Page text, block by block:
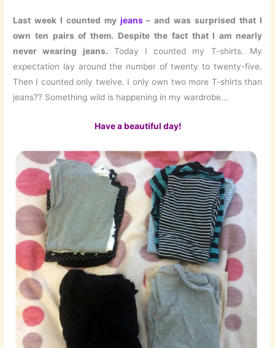
Last week I counted my jeans– and was surprised that I
own ten pairs of them. Despite the fact that I am nearly
never wearing jeans. Today I counted my T-shirts. My
expectation lay around the number of twenty to twenty-five.
Then I counted only twelve. I only own two more T-shirts than
jeans?? Something wild is happening in my wardrobe…
Have a beautiful day!